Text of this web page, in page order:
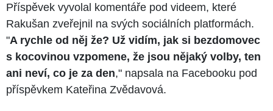
Příspěvek vyvolal komentáře pod videem, které
Rakušan zveřejnil na svých sociálních platformách.
"A rychle od něj že? Už vidím, jak si bezdomovec
s kocovinou vzpomene, že jsou nějaký volby, ten
ani neví, co je za den," napsala na Facebooku pod
příspěvkem Kateřina Zvědavová.